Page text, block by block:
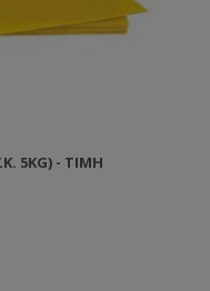
5KG) - ΤΙΜΉ